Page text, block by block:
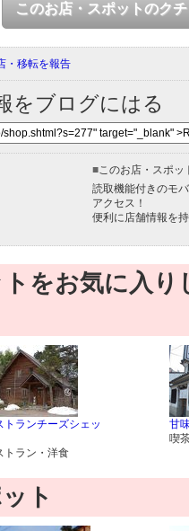
このお店・スポットのク
・移転を報告
をブログにはる
■このお店・スポッ
読取機能付きのモ
アクセス！
便利に店舗情報を
をお気に入
トランチーズシェッ
トラン・洋食
甘
喫
ト